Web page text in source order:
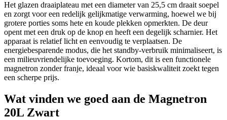
Het glazen draaiplateau met een diameter van 25,5 cm draait soepel
en zorgt voor een redelijk gelijkmatige verwarming, hoewel we bij
grotere porties soms hete en koude plekken opmerkten. De deur
opent met een druk op de knop en heeft een degelijk scharnier. Het
apparaat is relatief licht en eenvoudig te verplaatsen. De
energiebesparende modus, die het standby-verbruik minimaliseert, is
een milieuvriendelijke toevoeging. Kortom, dit is een functionele
magnetron zonder franje, ideaal voor wie basiskwaliteit zoekt tegen
een scherpe prijs.
Wat vinden we goed aan de Magnetron
20L Zwart